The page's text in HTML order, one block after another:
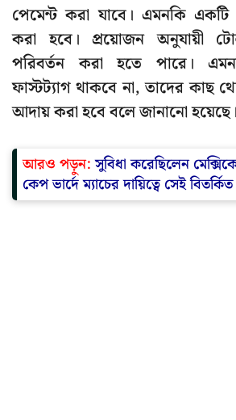
পেমেন্ট করা যাবে। এমনকি একটি
করা হবে। প্রয়োজন অনুযায়ী
পরিবর্তন করা হতে পারে।
ফাস্টট্যাগ থাকবে না, তাদের কাছ
আদায় করা হবে বলে জানানো হয়েছে।
আরও পড়ুন:সুবিধা করেছিলেন
কেপ ভার্দে ম্যাচের দায়িত্বে সেই